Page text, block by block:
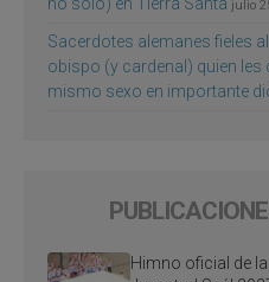
julio
Sacerdotes alemanes fieles
obispo (y cardenal) quien les
mismo sexo en importante
Himno oficial de